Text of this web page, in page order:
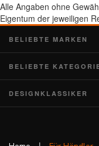
Alle Angaben ohne
Eigentum der jeweiligen
BELIEBTE MARKEN
BELIEBTE
DESIGNKLASSIKER